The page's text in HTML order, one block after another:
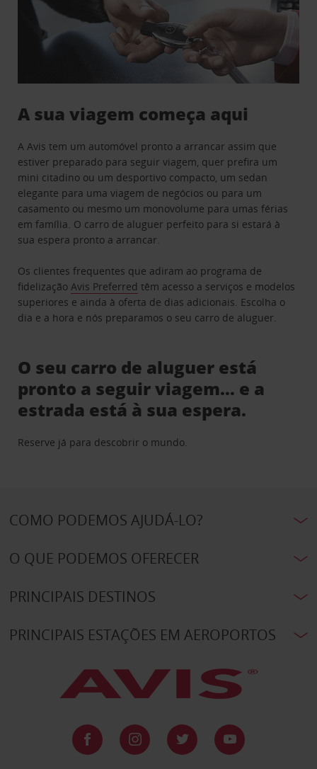
A sua viagem começa aqui
A Avis tem um automóvel pronto a arrancar assim que
estiver preparado para seguir viagem, quer prefira um
mini citadino ou um desportivo compacto, um sedan
elegante para uma viagem de negócios ou para um
casamento ou mesmo um monovolume para umas férias
em família. O carro de aluguer perfeito para si estará à
sua espera pronto a arrancar.
Os clientes frequentes que adiram ao programa de
fidelizaçãoAvis Preferred têm acesso a serviços e modelos
superiores e ainda à oferta de dias adicionais. Escolha o
dia e a hora e nós preparamos o seu carro de aluguer.
O seu carro de aluguer está
pronto a seguir viagem… e a
estrada está à sua espera.
Reserve já para descobrir o mundo.
COMO PODEMOS AJUDÁ-LO?
O QUE PODEMOS OFERECER
PRINCIPAIS DESTINOS
PRINCIPAIS ESTAÇÕES EM AEROPORTOS